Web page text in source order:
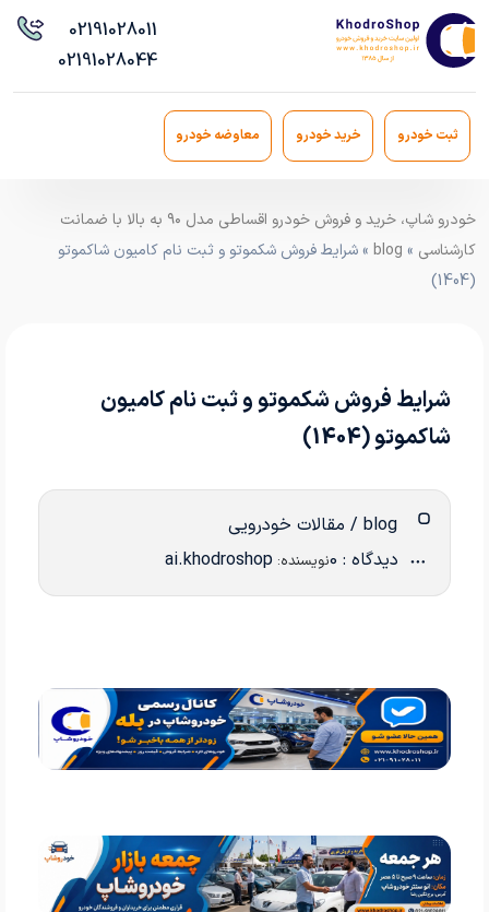
02191028011
02191028044
ثبت خودرو خرید خودرو معاوضه خودرو
خودرو شاپ، خرید و فروش خودرو اقساطی مدل ۹۰ به بالا با ضمانت
کارشناسی »
blog » شرایط فروش شکموتو و ثبت نام کامیون شاکموتو
(1404)
شرایط فروش شکموتو و ثبت نام کامیون
شاکموتو (1404)
دیدگاه : 0 نویسنده: ai.khodroshop